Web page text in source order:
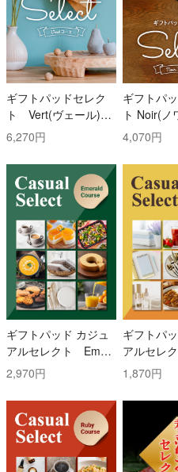
ギフトパッドセレク
ト Vert(ヴェール)コ
ース
6,270円
ギフトパ
ト Noir(ノ
ス
4,070円
ギフトパッド カジュ
アルセレクト Emer
ald(エメラルド)コー
ス
2,970円
ギフトパ
アルセレ
(トパーズ)
1,870円